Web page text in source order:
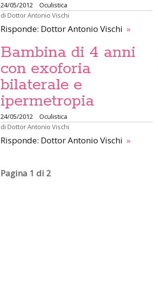
24/05/2012
Oculistica
di Dottor Antonio Vischi
Risponde: Dottor Antonio Vischi »
Bambina di 4 anni
con exoforia
bilaterale e
ipermetropia
24/05/2012
Oculistica
di Dottor Antonio Vischi
Risponde: Dottor Antonio Vischi »
Pagina 1 di 2